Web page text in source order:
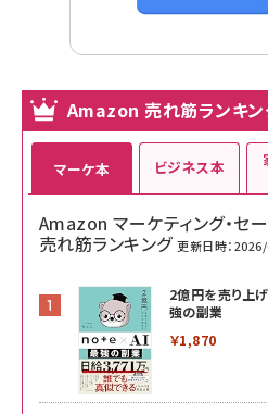
Amazon 売れ筋ランキン
マーケ本
Amazon マーケティング・セ
売れ筋ランキング 更新日時：
2億円を売り上
強の副業
￥1,870
ビジネス本